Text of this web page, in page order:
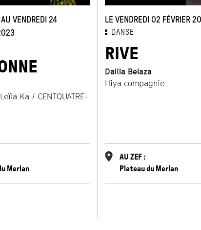
expérience jusqu’à l’inclure dans le processus
mieux appréhender la danse. Ainsi ont pris forme
Rock’n Chair
Ballroom en 2019,
en
atypique),
VENDREDI 24
Ka / CENTQUATRE-
Merlan
LE VENDREDI 02 FÉVRIER
DANSE
RIVE
Dalila Belaza
Hiya compagnie
AU ZEF :
Plateau du Merlan